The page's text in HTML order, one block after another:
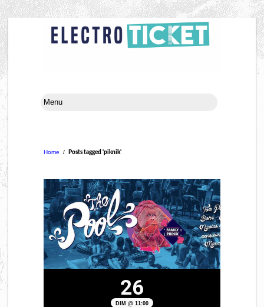
Home / Posts tagged 'piknik'
26
DIM @ 11:00